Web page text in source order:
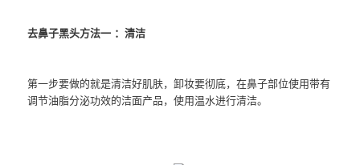
去鼻子黑头方法一 ：清洁
第一步要做的就是清洁好肌肤，卸妆要彻底，在鼻子部位使用带有
调节油脂分泌功效的洁面产品，使用温水进行清洁。